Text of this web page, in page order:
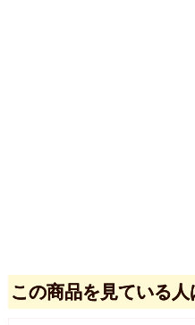
この商品を見ている